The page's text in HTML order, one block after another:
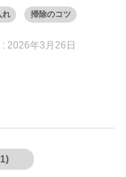
れ 掃除のコツ
2026年3月26日